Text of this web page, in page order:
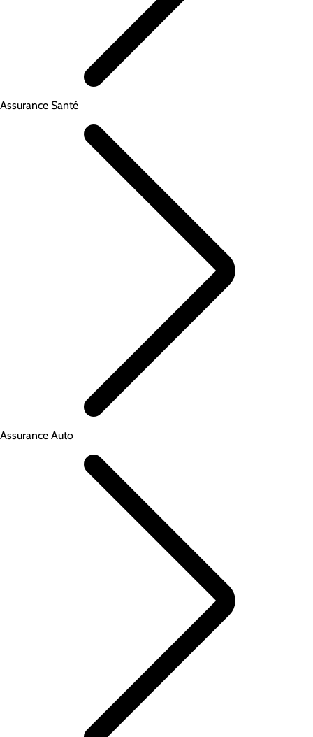
Assurance Santé
Assurance Auto